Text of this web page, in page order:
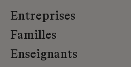
Entreprises
Familles
Enseignants